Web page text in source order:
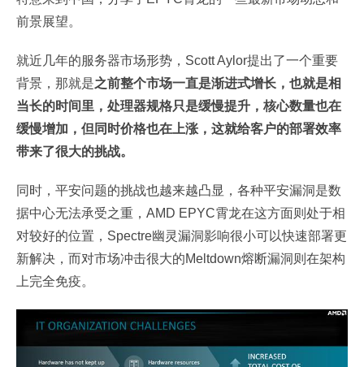
前景展望。
就近几年的服务器市场形势，Scott Aylor提出了一个重要
背景，那就是之前整个市场一直是渐进式增长，也就是相
当长的时间里，处理器规格只是缓慢提升，核心数量也在
缓慢增加，但同时价格也在上涨，这就给客户的部署效率
带来了很大的挑战。
同时，平安问题的挑战也越来越凸显，各种平安漏洞是数
据中心无法承受之重，AMD EPYC霄龙在这方面则处于相
对较好的位置，Spectre幽灵漏洞影响很小可以快速部署更
新解决，而对市场冲击很大的Meltdown熔断漏洞则在架构
上完全免疫。